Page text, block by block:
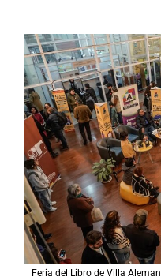
Feria del Libro de Villa